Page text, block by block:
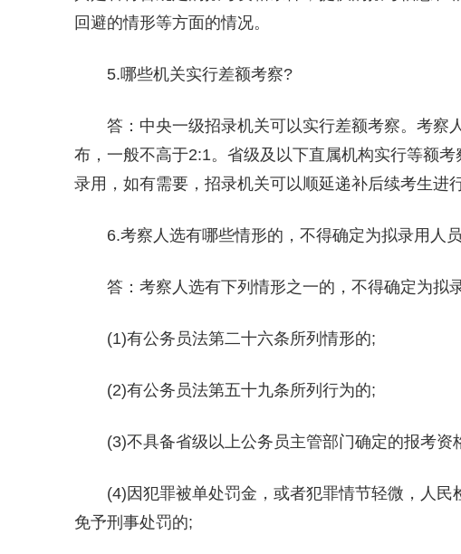
回避的情形等方面的情况。
5.哪些机关实行差额考察?
答：中央一级招录机关可以实行差额考察。考察
布，一般不高于2:1。省级及以下直属机构实行等额
录用，如有需要，招录机关可以顺延递补后续考生进
6.考察人选有哪些情形的，不得确定为拟录用人
答：考察人选有下列情形之一的，不得确定为拟
(1)有公务员法第二十六条所列情形的;
(2)有公务员法第五十九条所列行为的;
(3)不具备省级以上公务员主管部门确定的报考
(4)因犯罪被单处罚金，或者犯罪情节轻微，人
免予刑事处罚的;